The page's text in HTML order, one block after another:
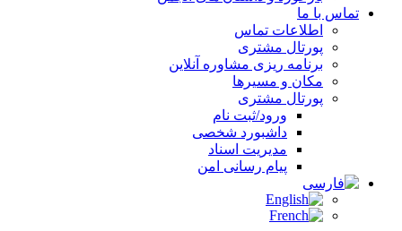
تماس با ما
اطلاعات تماس
پورتال مشتری
برنامه ریزی مشاوره آنلاین
مکان و مسیرها
پورتال مشتری
ورود/ثبت نام
داشبورد شخصی
مدیریت اسناد
پیام رسانی امن